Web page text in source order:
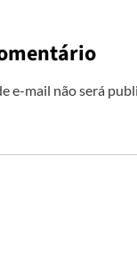
e-mail não será